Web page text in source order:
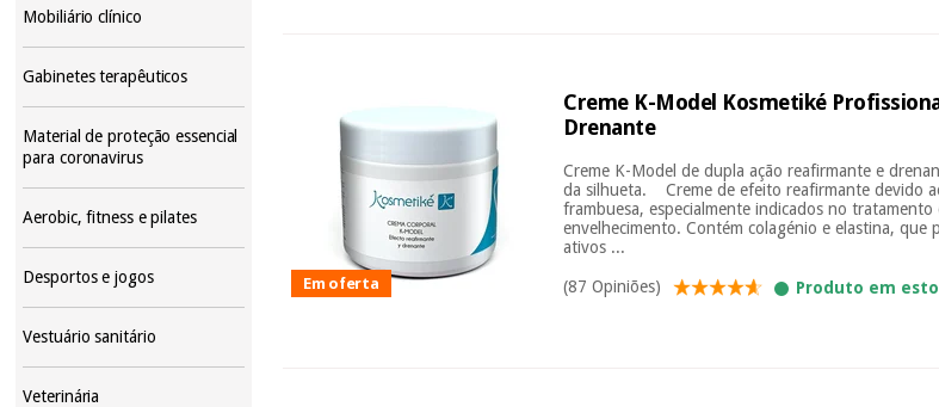
Mobiliário clínico
Gabinetes terapêuticos
Material de proteção essencial
para coronavirus
Aerobic, fitness e pilates
Desportos e jogos
Vestuário sanitário
Veterinária
Em oferta
Creme K-Model Kosmetiké
Drenante
Creme K-Model de dupla ação reafirmante e
da silhueta. Creme de efeito reafirmante devido
frambuesa, especialmente indicados no
envelhecimento. Contém colagénio e elastina,
ativos ...
(87 Opiniões)
Produto em